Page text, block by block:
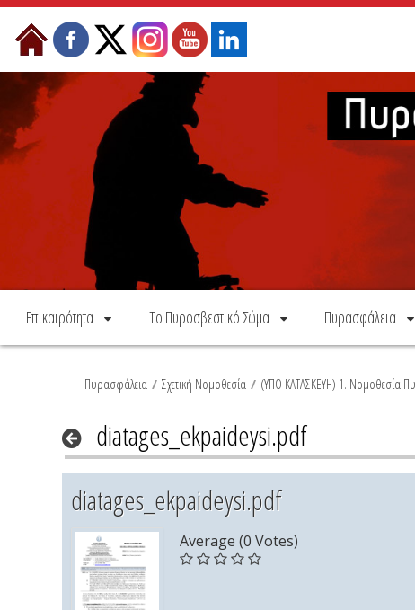
Skip to Content
Επικαιρότητα Το Πυροσβεστικό Σώμα Πυρασφάλεια
Πυρασφάλεια / Σχετική Νομοθεσία / (ΥΠΟ ΚΑΤΑΣΚΕΥΗ) 1. Νομοθεσία
diatages_ekpaideysi.pdf
diatages_ekpaideysi.pdf
Average (0 Votes)